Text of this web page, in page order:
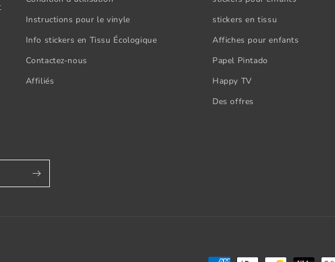
Instructions pour le vinyle
Info stickers en Tissu Écologique
Contactez-nous
Affiliés
stickers en tissu
Affiches pour enfants
Papel Pintado
Happy TV
Des offres